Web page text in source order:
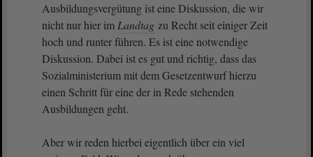
Ausbildungsvergütung ist eine Diskussion, die wir
nicht nur hier im Landtag zu Recht seit einiger Zeit
hoch und runter führen. Es ist eine notwendige
Diskussion. Dabei ist es gut und richtig, dass das
Sozialministerium mit dem Gesetzentwurf hierzu
einen Schritt für eine der in Rede stehenden
Ausbildungen geht.
Aber wir reden hierbei eigentlich über ein viel